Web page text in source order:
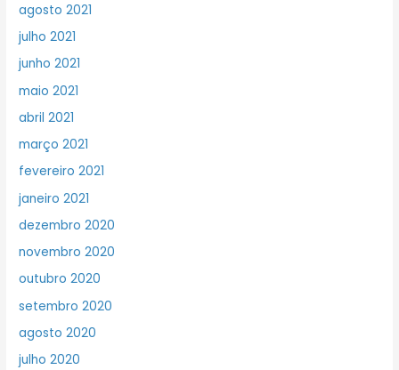
agosto 2021
julho 2021
junho 2021
maio 2021
abril 2021
março 2021
fevereiro 2021
janeiro 2021
dezembro 2020
novembro 2020
outubro 2020
setembro 2020
agosto 2020
julho 2020